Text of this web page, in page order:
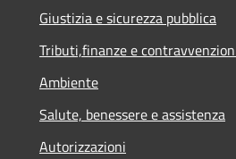
Giustizia e sicurezza pubblica
Tributi,finanze e
Ambiente
Salute, benessere e assistenza
Autorizzazioni